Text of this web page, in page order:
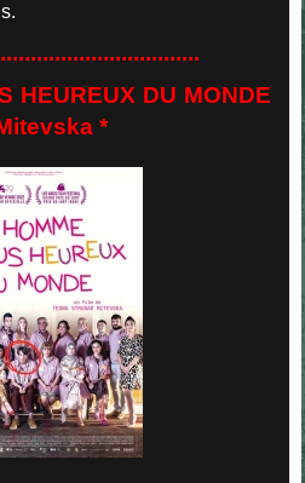
HEUREUX DU MONDE
*